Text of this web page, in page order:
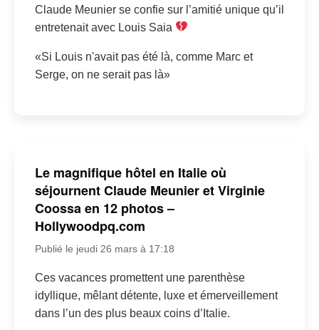
Claude Meunier se confie sur l’amitié unique qu’il
entretenait avec Louis Saia
«Si Louis n'avait pas été là, comme Marc et
Serge, on ne serait pas là»
Le magnifique hôtel en Italie où
séjournent Claude Meunier et Virginie
Coossa en 12 photos –
Hollywoodpq.com
Publié le jeudi 26 mars à 17:18
Ces vacances promettent une parenthèse
idyllique, mêlant détente, luxe et émerveillement
dans l’un des plus beaux coins d’Italie.